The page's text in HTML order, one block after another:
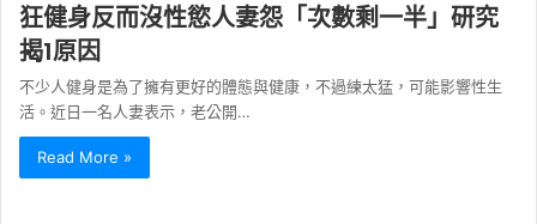
狂健身反而沒性慾人妻怨「次數剩一半」研究
揭1原因
不少人健身是為了擁有更好的體態與健康，不過練太猛，可能影響性生
活。近日一名人妻表示，老公開…
Read More »